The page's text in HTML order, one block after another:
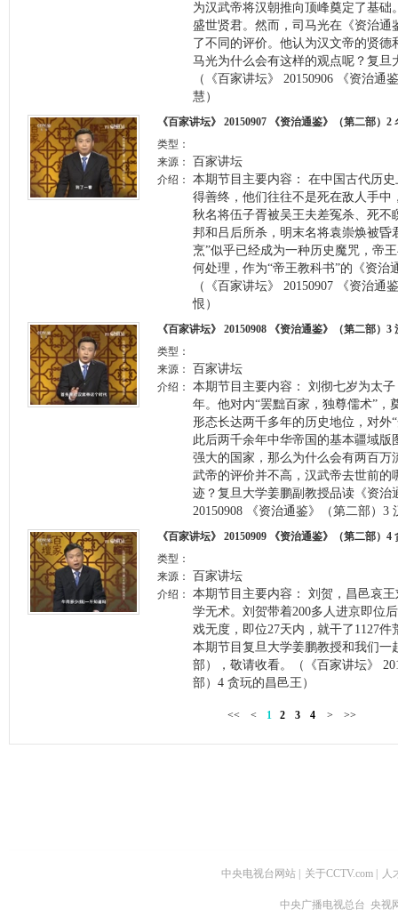
为汉武帝将汉朝推向顶峰奠定了基
盛世贤君。然而，司马光在《资治通
了不同的评价。他认为汉文帝的贤
马光为什么会有这样的观点呢？复旦
（《百家讲坛》 20150906 《资治通
慧）
《百家讲坛》 20150907 《资治通鉴》（第二部）2
类型：
来源：
百家讲坛
介绍：
本期节目主要内容： 在中国古代历
得善终，他们往往不是死在敌人手中
秋名将伍子胥被吴王夫差冤杀、死不
邦和吕后所杀，明末名将袁崇焕被昏
烹”似乎已经成为一种历史魔咒，帝
何处理，作为“帝王教科书”的《资治
（《百家讲坛》 20150907 《资治通
恨）
《百家讲坛》 20150908 《资治通鉴》（第二部）
类型：
来源：
百家讲坛
介绍：
本期节目主要内容： 刘彻七岁为太
年。他对内“罢黜百家，独尊儒术”，
形态长达两千多年的历史地位，对外
此后两千余年中华帝国的基本疆域
强大的国家，那么为什么会有两百万
武帝的评价并不高，汉武帝去世前的
迹？复旦大学姜鹏副教授品读《资治
20150908 《资治通鉴》（第二部）3
《百家讲坛》 20150909 《资治通鉴》（第二部）4
类型：
来源：
百家讲坛
介绍：
本期节目主要内容： 刘贺，昌邑哀
学无术。刘贺带着200多人进京即位
戏无度，即位27天内，就干了1127
本期节目复旦大学姜鹏教授和我们一
部），敬请收看。（《百家讲坛》
部）4 贪玩的昌邑王）
<< < 1 2 3 4 > >>
中央电视台网站 关于CCTV.com 人
中央广播电视总台 央视